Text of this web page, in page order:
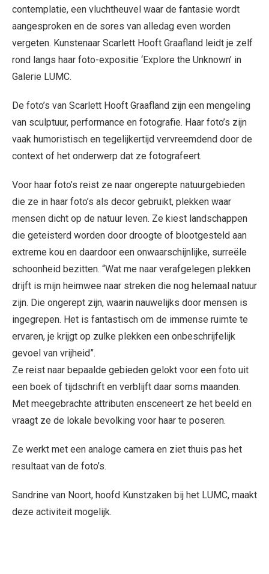
contemplatie, een vluchtheuvel waar de fantasie wordt
aangesproken en de sores van alledag even worden
vergeten. Kunstenaar Scarlett Hooft Graafland leidt je zelf
rond langs haar foto-expositie ‘Explore the Unknown’ in
Galerie LUMC.
De foto’s van Scarlett Hooft Graafland zijn een mengeling
van sculptuur, performance en fotografie. Haar foto’s zijn
vaak humoristisch en tegelijkertijd vervreemdend door de
context of het onderwerp dat ze fotografeert.
Voor haar foto’s reist ze naar ongerepte natuurgebieden
die ze in haar foto’s als decor gebruikt, plekken waar
mensen dicht op de natuur leven. Ze kiest landschappen
die geteisterd worden door droogte of blootgesteld aan
extreme kou en daardoor een onwaarschijnlijke, surreële
schoonheid bezitten. “Wat me naar verafgelegen plekken
drijft is mijn heimwee naar streken die nog helemaal natuur
zijn. Die ongerept zijn, waarin nauwelijks door mensen is
ingegrepen. Het is fantastisch om de immense ruimte te
ervaren, je krijgt op zulke plekken een onbeschrijfelijk
gevoel van vrijheid”.
Ze reist naar bepaalde gebieden gelokt voor een foto uit
een boek of tijdschrift en verblijft daar soms maanden.
Met meegebrachte attributen ensceneert ze het beeld en
vraagt ze de lokale bevolking voor haar te poseren.
Ze werkt met een analoge camera en ziet thuis pas het
resultaat van de foto’s.
Sandrine van Noort, hoofd Kunstzaken bij het LUMC, maakt
deze activiteit mogelijk.